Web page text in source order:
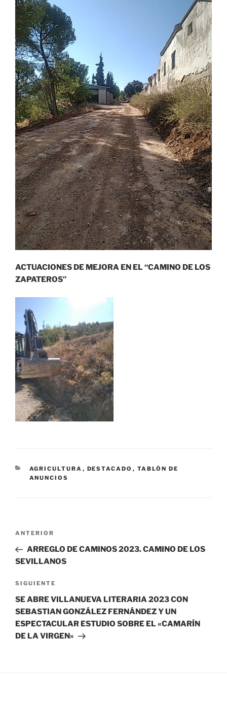
ACTUACIONES DE MEJORA EN EL “CAMINO DE LOS
ZAPATEROS”
CATEGORÍAS
AGRICULTURA , DESTACADO , TABLÓN DE
ANUNCIOS
Navegación
entradas
Entrada
anterior:
ANTERIOR
ARREGLO DE CAMINOS 2023. CAMINO DE LOS
SEVILLANOS
Siguiente
entrada
SIGUIENTE
SE ABRE VILLANUEVA LITERARIA 2023 CON
SEBASTIAN GONZÁLEZ FERNÁNDEZ Y UN
ESPECTACULAR ESTUDIO SOBRE EL «CAMARÍN
DE LA VIRGEN»